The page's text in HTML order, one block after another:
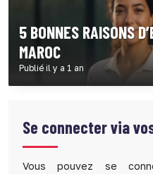
5 BONNES RAISONS
MAROC
Publié il y a 1 an
Se connecter via
Vous pouvez se